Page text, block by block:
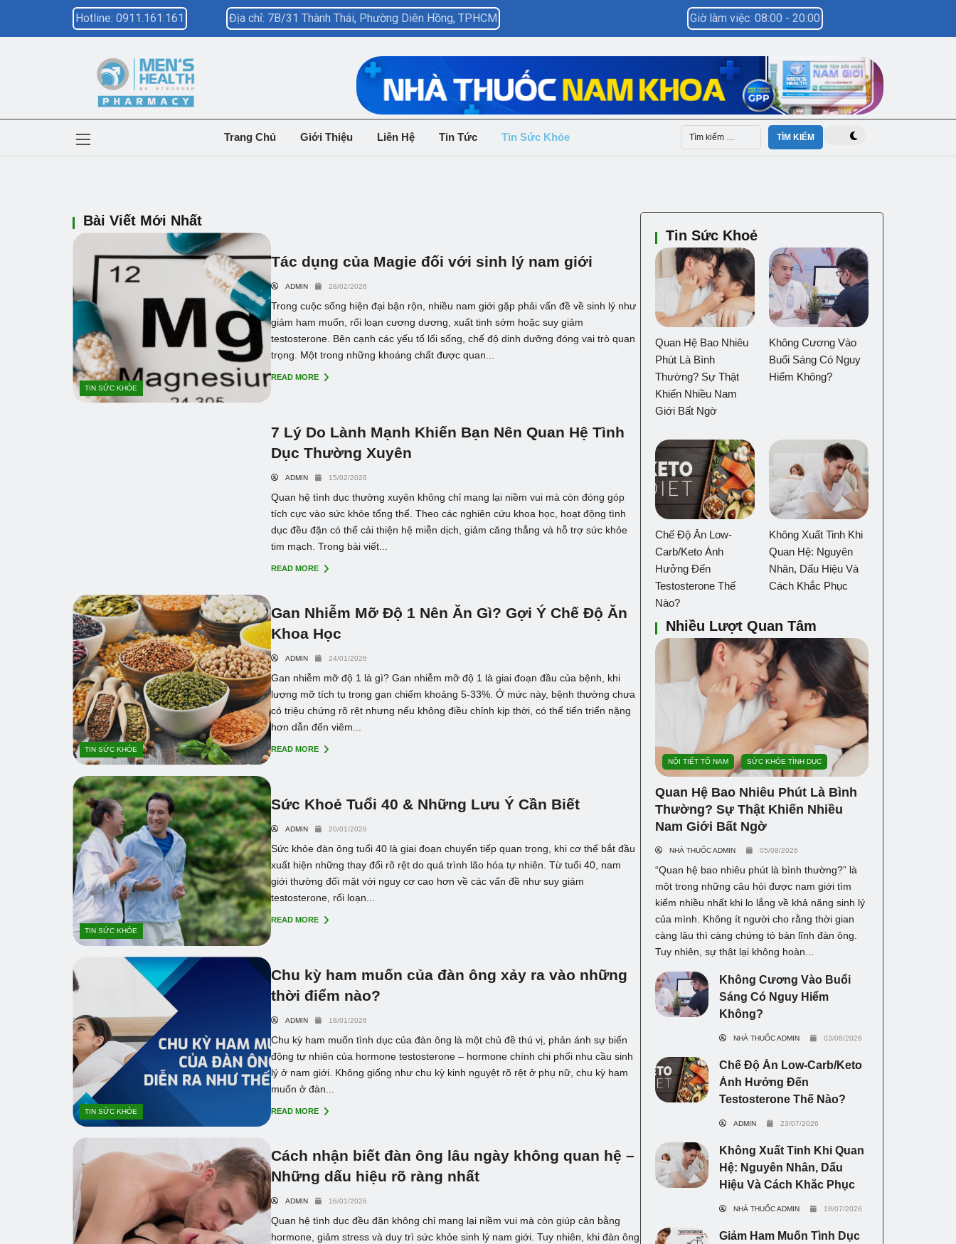
Hotline: 0911.161.161 Địa chỉ: 7B/31 Thành Thái, Phường Diên Hồng, TPHCM Giờ làm việc: 08:00 - 20:00
Trang Chủ Giới Thiệu Liên Hệ Tin Tức Tin Sức Khỏe
Bài Viết Mới Nhất
TIN SỨC KHỎE
Tác dụng của Magie đối với sinh lý nam giới
ADMIN 28/02/2026
Trong cuộc sống hiện đại bận rộn, nhiều nam giới gặp phải vấn đề về sinh lý như
giảm ham muốn, rối loạn cương dương, xuất tinh sớm hoặc suy giảm
testosterone. Bên cạnh các yếu tố lối sống, chế độ dinh dưỡng đóng vai trò quan
trọng. Một trong những khoáng chất được quan...
READ MORE
7 Lý Do Lành Mạnh Khiến Bạn Nên Quan Hệ Tình
Dục Thường Xuyên
ADMIN 15/02/2026
Quan hệ tình dục thường xuyên không chỉ mang lại niềm vui mà còn đóng góp
tích cực vào sức khỏe tổng thể. Theo các nghiên cứu khoa học, hoạt động tình
dục đều đặn có thể cải thiện hệ miễn dịch, giảm căng thẳng và hỗ trợ sức khỏe
tim mạch. Trong bài viết...
READ MORE
TIN SỨC KHỎE
Gan Nhiễm Mỡ Độ 1 Nên Ăn Gì? Gợi Ý Chế Độ Ăn
Khoa Học
ADMIN 24/01/2026
Gan nhiễm mỡ độ 1 là gì? Gan nhiễm mỡ độ 1 là giai đoạn đầu của bệnh, khi
lượng mỡ tích tụ trong gan chiếm khoảng 5-33%. Ở mức này, bệnh thường chưa
có triệu chứng rõ rệt nhưng nếu không điều chỉnh kịp thời, có thể tiến triển nặng
hơn dẫn đến viêm...
READ MORE
TIN SỨC KHỎE
Sức Khoẻ Tuổi 40 & Những Lưu Ý Cần Biết
ADMIN 20/01/2026
Sức khỏe đàn ông tuổi 40 là giai đoạn chuyển tiếp quan trọng, khi cơ thể bắt đầu
xuất hiện những thay đổi rõ rệt do quá trình lão hóa tự nhiên. Từ tuổi 40, nam
giới thường đối mặt với nguy cơ cao hơn về các vấn đề như suy giảm
testosterone, rối loạn...
READ MORE
TIN SỨC KHỎE
Chu kỳ ham muốn của đàn ông xảy ra vào những
thời điểm nào?
ADMIN 18/01/2026
Chu kỳ ham muốn tình dục của đàn ông là một chủ đề thú vị, phản ánh sự biến
động tự nhiên của hormone testosterone – hormone chính chi phối nhu cầu sinh
lý ở nam giới. Không giống như chu kỳ kinh nguyệt rõ rệt ở phụ nữ, chu kỳ ham
muốn ở đàn...
READ MORE
Cách nhận biết đàn ông lâu ngày không quan hệ –
Những dấu hiệu rõ ràng nhất
ADMIN 16/01/2026
Quan hệ tình dục đều đặn không chỉ mang lại niềm vui mà còn giúp cân bằng
hormone, giảm stress và duy trì sức khỏe sinh lý nam giới. Tuy nhiên, khi đàn ông
Tin Sức Khoẻ
Quan Hệ Bao Nhiêu
Phút Là Bình
Thường? Sự Thật
Khiến Nhiều Nam
Giới Bất Ngờ
Không Cương Vào
Buổi Sáng Có Nguy
Hiểm Không?
Chế Độ Ăn Low-
Carb/Keto Ảnh
Hưởng Đến
Testosterone Thế
Nào?
Không Xuất Tinh Khi
Quan Hệ: Nguyên
Nhân, Dấu Hiệu Và
Cách Khắc Phục
Nhiều Lượt Quan Tâm
NỘI TIẾT TỐ NAM SỨC KHỎE TÌNH DỤC
Quan Hệ Bao Nhiêu Phút Là Bình
Thường? Sự Thật Khiến Nhiều
Nam Giới Bất Ngờ
NHÀ THUỐC ADMIN 05/08/2026
“Quan hệ bao nhiêu phút là bình thường?” là
một trong những câu hỏi được nam giới tìm
kiếm nhiều nhất khi lo lắng về khả năng sinh lý
của mình. Không ít người cho rằng thời gian
càng lâu thì càng chứng tỏ bản lĩnh đàn ông.
Tuy nhiên, sự thật lại không hoàn...
Không Cương Vào Buổi
Sáng Có Nguy Hiểm
Không?
NHÀ THUỐC ADMIN 03/08/2026
Chế Độ Ăn Low-Carb/Keto
Ảnh Hưởng Đến
Testosterone Thế Nào?
ADMIN 23/07/2026
Không Xuất Tinh Khi Quan
Hệ: Nguyên Nhân, Dấu
Hiệu Và Cách Khắc Phục
NHÀ THUỐC ADMIN 18/07/2026
Giảm Ham Muốn Tình Dục